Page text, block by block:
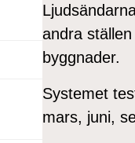
andra
byggnader.
Systemet
mars, juni,